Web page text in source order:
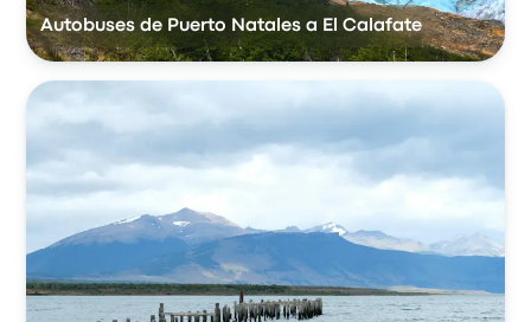
Autobuses de Puerto Natales a El Calafate